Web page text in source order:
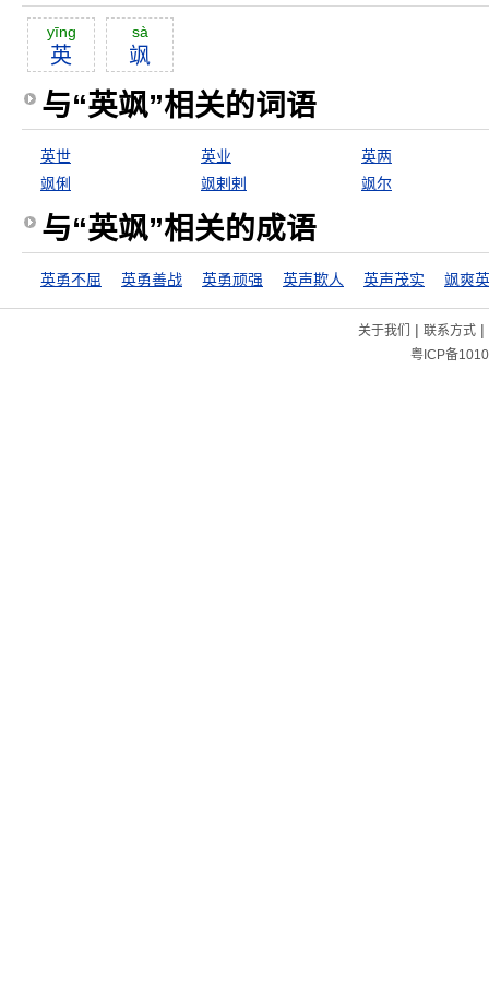
yīng
英
sà
飒
与“英飒”相关的词语
英世 英业
英两
飒俐
飒剌剌 飒尔
与“英飒”相关的成语
英勇不屈 英勇善战 英勇顽强 英声欺人 英声茂实 飒爽
关于我们 | 联系方式|
粤ICP备